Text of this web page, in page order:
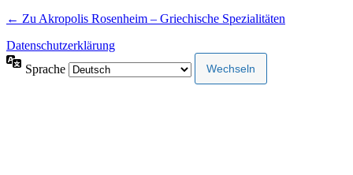
← Zu Akropolis Rosenheim – Griechische Spezialitäten
Datenschutzerklärung
Sprache